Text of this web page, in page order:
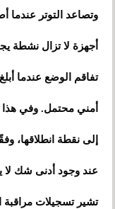
وتصاعد التوتر عندما
أجهزة لا تزال نشطة
تفاقم الوضع عندما
أمني محتمل. وفي هذا
إلى نقطة انطلاقها،
عند وجود أدنى شك لا
تشير تسجيلات